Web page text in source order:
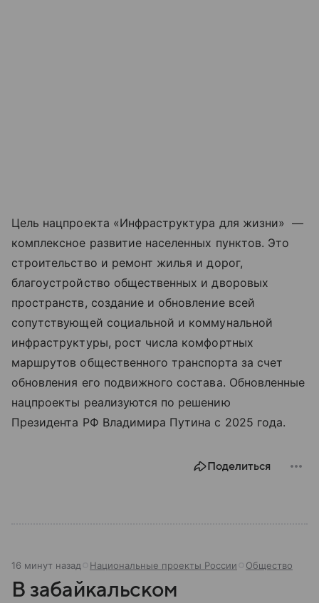
Цель нацпроекта «Инфраструктура для жизни» —
комплексное развитие населенных пунктов. Это
строительство и ремонт жилья и дорог,
благоустройство общественных и дворовых
пространств, создание и обновление всей
сопутствующей социальной и коммунальной
инфраструктуры, рост числа комфортных
маршрутов общественного транспорта за счет
обновления его подвижного состава. Обновленные
нацпроекты реализуются по решению
Президента РФ Владимира Путина с 2025 года.
Поделиться
16 минут назад Национальные проекты России Общество
В забайкальском